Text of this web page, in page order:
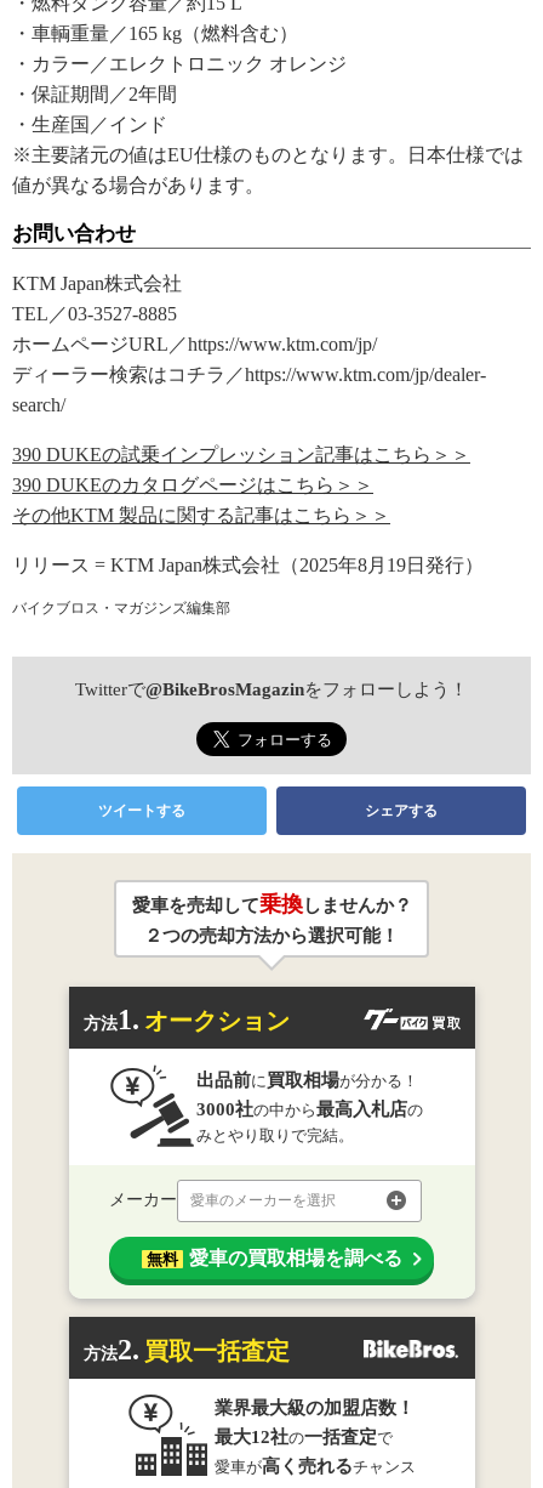
・車輌重量／165 kg（燃料含む）
・カラー／エレクトロニック オレンジ
・保証期間／2年間
・生産国／インド
※主要諸元の値はEU仕様のものとなります。日本仕様では
値が異なる場合があります。
お問い合わせ
KTM Japan株式会社
TEL／03-3527-8885
ホームページURL／https://www.ktm.com/jp/
ディーラー検索はコチラ／https://www.ktm.com/jp/dealer-
search/
390 DUKEの試乗インプレッション記事はこちら＞＞
390 DUKEのカタログページはこちら＞＞
その他KTM 製品に関する記事はこちら＞＞
リリース = KTM Japan株式会社（2025年8月19日発行）
バイクブロス・マガジンズ編集部
Twitterで@BikeBrosMagazinをフォローしよう！
ツイートする シェアする
愛車を売却して乗換しませんか？
２つの売却方法から選択可能！
方法1. オークション
出品前に 買取相場が分かる！
3000社の中から最高入札店の
みとやり取りで完結。
メーカー 愛車のメーカーを選択
無料 愛車の買取相場を調べる
方法2. 買取一括査定
業界最大級の加盟店数！
最大12社の一括査定で
愛車が高く売れるチャンス